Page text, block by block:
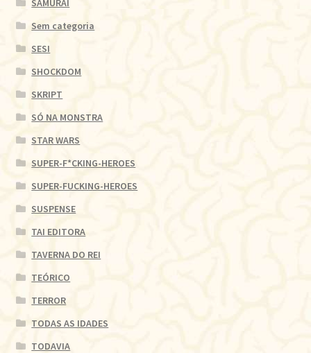
Sem categoria
SESI
SHOCKDOM
SKRIPT
SÓ NA MONSTRA
STAR WARS
SUPER-F*CKING-HEROES
SUPER-FUCKING-HEROES
SUSPENSE
TAI EDITORA
TAVERNA DO REI
TEÓRICO
TERROR
TODAS AS IDADES
TODAVIA